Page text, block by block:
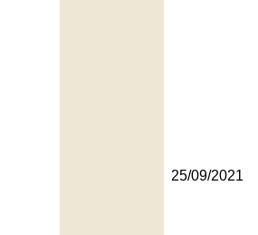
25/09/2021